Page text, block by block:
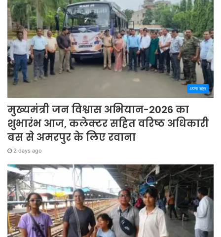
अपना शहर
मुख्यमंत्री जन विश्वास अभियान-2026 का
शुभारंभ आज, कलेक्टर सहित वरिष्ठ अधिकारी
बस से अमरपुर के लिए रवाना
2 days ago